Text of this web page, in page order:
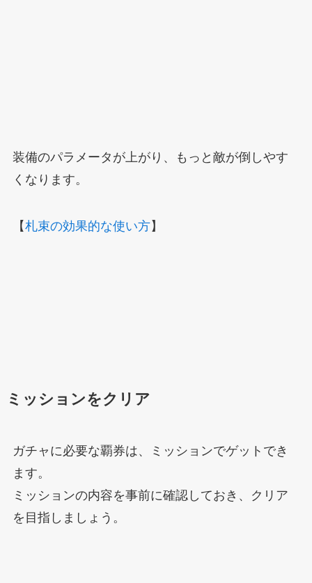
装備のパラメータが上がり、もっと敵が倒しやす
くなります。
【札束の効果的な使い方】
ミッションをクリア
ガチャに必要な覇券は、ミッションでゲットでき
ます。
ミッションの内容を事前に確認しておき、クリア
を目指しましょう。